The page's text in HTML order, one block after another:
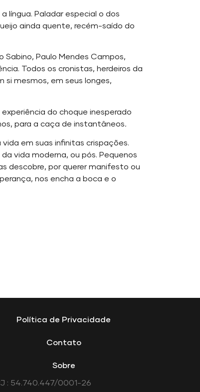
língua. Paladar especial o dos
ainda quente, recém-saído do
Sabino, Paulo Mendes Campos,
Todos os cronistas, herdeiros da
si mesmos, em seus longes,
do choque inesperado
para a caça de instantâneos
em suas infinitas crispações.
vida moderna, ou pós. Pequenos
descobre, por querer manifesto ou
nos encha a boca e o
Política de Privacidade
Contato
Sobre
: 54.740.447/0001-26